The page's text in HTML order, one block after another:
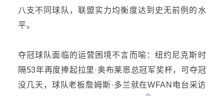
八支不同球队，联盟实力均衡度达到史无前例的水
平。
夺冠球队面临的运营困境不言而喻：纽约尼克斯时
隔53年再度捧起拉里·奥布莱恩总冠军奖杯，可夺冠
没几天，球队老板詹姆斯·多兰就在WFAN电台采访